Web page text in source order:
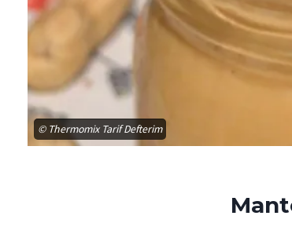
© Thermomix Tarif Defterim